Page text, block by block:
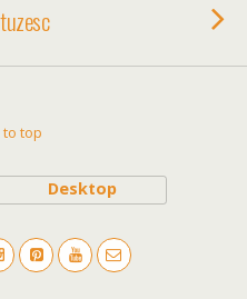
to top
Desktop